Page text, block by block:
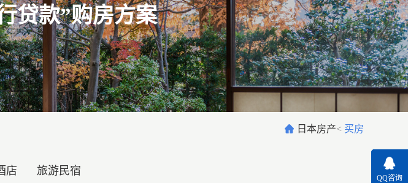
贷款”购房方案
日本房产< 买房
店 旅游民宿
QQ咨询